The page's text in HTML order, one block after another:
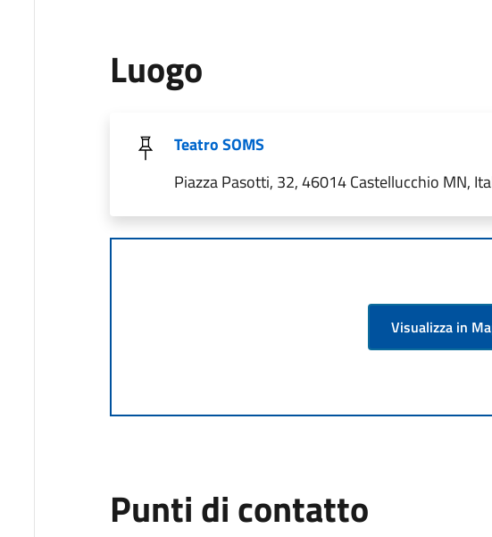
Luogo
Teatro SOMS
Piazza Pasotti, 32, 46014 Castellucchio MN,
Visualizza in
Punti di contatto